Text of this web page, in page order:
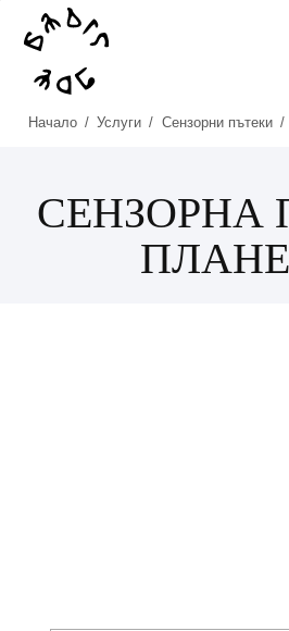
Начало / Услуги / Сензорни пътеки /
СЕНЗОРНА